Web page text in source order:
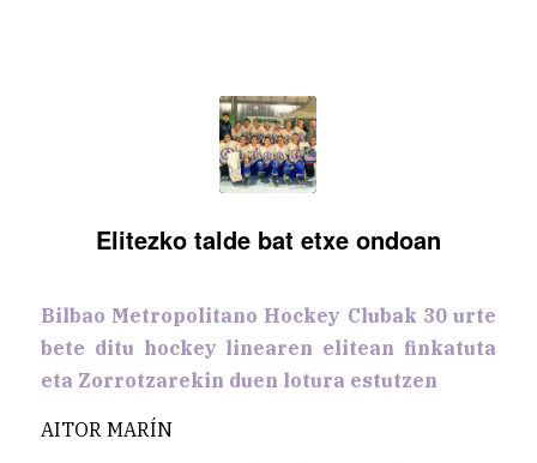
Elitezko talde bat etxe ondoan
Bilbao Metropolitano Hockey Clubak 30 urte
bete ditu hockey linearen elitean finkatuta
eta Zorrotzarekin duen lotura estutzen
AITOR MARÍN